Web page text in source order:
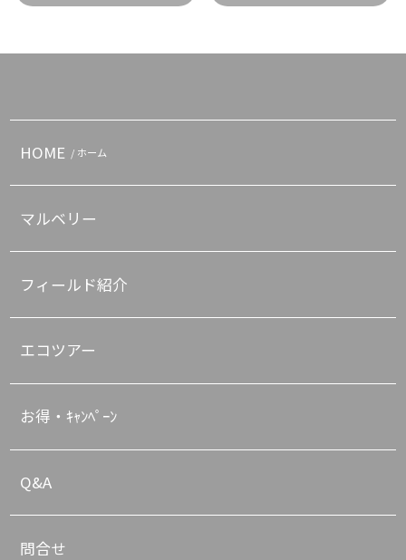
HOME / ホーム
マルベリー
フィールド紹介
エコツアー
お得・ｷｬﾝﾍﾟｰﾝ
Q&A
問合せ